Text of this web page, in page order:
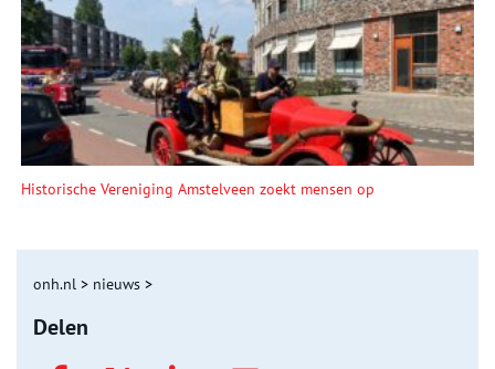
Historische Vereniging Amstelveen zoekt mensen op
onh.nl > nieuws >
Delen